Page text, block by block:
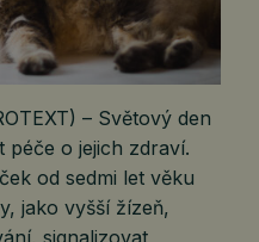
– Světový den
péče o jejich zdraví.
od sedmi let věku
jako vyšší žízeň,
signalizovat